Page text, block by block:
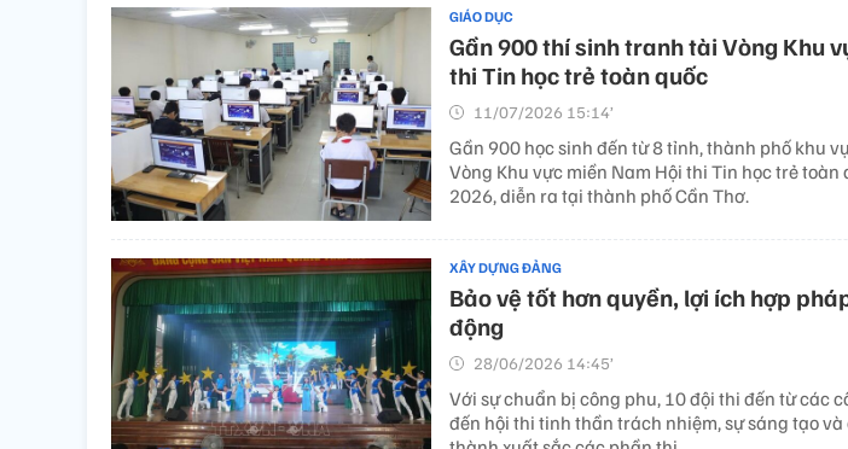
GIÁO DỤC
Gần 900 thí sinh tranh tài Vòng Khu
thi Tin học trẻ toàn quốc
11/07/2026 15:14’
Gần 900 học sinh đến từ 8 tỉnh, thành phố khu
Vòng Khu vực miền Nam Hội thi Tin học trẻ
2026, diễn ra tại thành phố Cần Thơ.
XÂY DỰNG ĐẢNG
Bảo vệ tốt hơn quyền, lợi ích hợp
động
28/06/2026 14:45’
Với sự chuẩn bị công phu, 10 đội thi đến từ các
đến hội thi tinh thần trách nhiệm, sự sáng tạo